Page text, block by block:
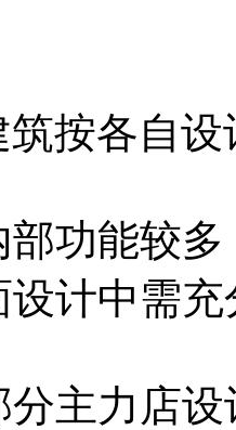
按各自
功能较
计中需
分主力店